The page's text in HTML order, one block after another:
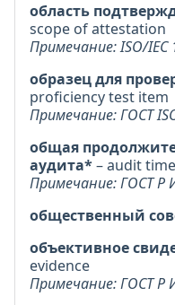
область
scope of attestation
Примечание: ISO/IEC
образец для
proficiency test item
Примечание: ГОСТ
общая
аудита*– audit time
Примечание: ГОСТ Р
общественный
объективное
evidence
Примечание: ГОСТ Р